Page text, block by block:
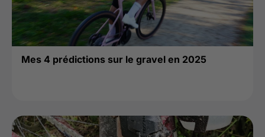
Mes 4 prédictions sur le gravel en 2025